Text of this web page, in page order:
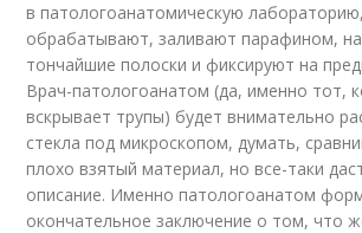
в патологоанатомическую
обрабатывают, заливают парафином,
тончайшие полоски и фиксируют на
Врач-патологоанатом (да, именно тот,
вскрывает трупы) будет внимательно
стекла под микроскопом, думать,
плохо взятый материал, но все-таки
описание. Именно патологоанатом
окончательное заключение о том, что